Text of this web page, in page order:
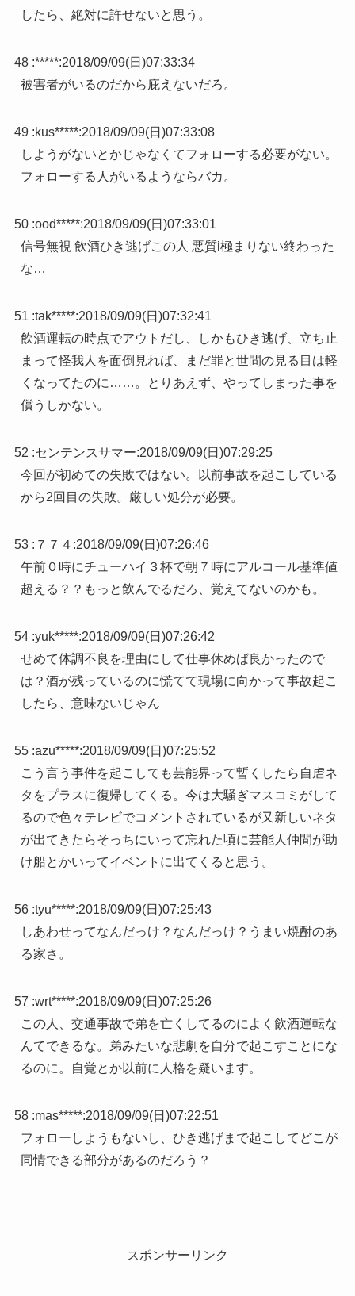
したら、絶対に許せないと思う。
48 :*****:2018/09/09(日)07:33:34
被害者がいるのだから庇えないだろ。
49 :kus*****:2018/09/09(日)07:33:08
しようがないとかじゃなくてフォローする必要がない。
フォローする人がいるようならバカ。
50 :ood*****:2018/09/09(日)07:33:01
信号無視 飲酒ひき逃げこの人 悪質i極まりない終わった
な…
51 :tak*****:2018/09/09(日)07:32:41
飲酒運転の時点でアウトだし、しかもひき逃げ、立ち止
まって怪我人を面倒見れば、まだ罪と世間の見る目は軽
くなってたのに……。とりあえず、やってしまった事を
償うしかない。
52 :センテンスサマー:2018/09/09(日)07:29:25
今回が初めての失敗ではない。以前事故を起こしている
から2回目の失敗。厳しい処分が必要。
53 : ７７４ :2018/09/09(日)07:26:46
午前０時にチューハイ３杯で朝７時にアルコール基準値
超える？？もっと飲んでるだろ、覚えてないのかも。
54 :yuk*****:2018/09/09(日)07:26:42
せめて体調不良を理由にして仕事休めば良かったので
は？酒が残っているのに慌てて現場に向かって事故起こ
したら、意味ないじゃん
55 :azu*****:2018/09/09(日)07:25:52
こう言う事件を起こしても芸能界って暫くしたら自虐ネ
タをプラスに復帰してくる。今は大騒ぎマスコミがして
るので色々テレビでコメントされているが又新しいネタ
が出てきたらそっちにいって忘れた頃に芸能人仲間が助
け船とかいってイベントに出てくると思う。
56 :tyu*****:2018/09/09(日)07:25:43
しあわせってなんだっけ？なんだっけ？うまい焼酎のあ
る家さ。
57 :wrt*****:2018/09/09(日)07:25:26
この人、交通事故で弟を亡くしてるのによく飲酒運転な
んてできるな。弟みたいな悲劇を自分で起こすことにな
るのに。自覚とか以前に人格を疑います。
58 :mas*****:2018/09/09(日)07:22:51
フォローしようもないし、ひき逃げまで起こしてどこが
同情できる部分があるのだろう？
スポンサーリンク